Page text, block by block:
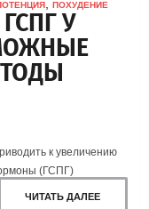
, ПОХУДЕНИЕ
У
к увеличению
(ГСПГ)
ЧИТАТЬ ДАЛЕЕ